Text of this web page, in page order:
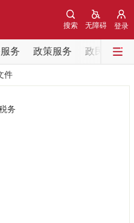
登录
无障碍
搜索
务 政策服务 政民互动
息
息
件
务